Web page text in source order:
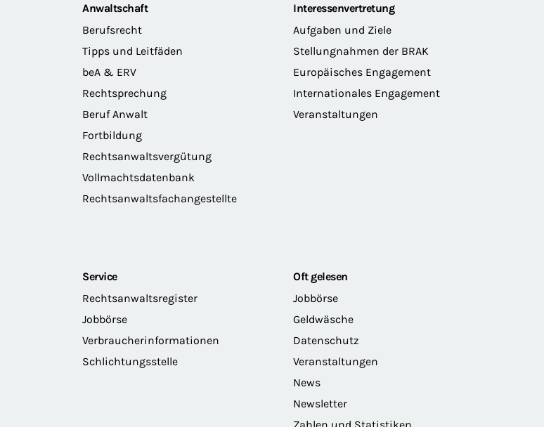
Anwaltschaft
Berufsrecht
Tipps und Leitfäden
beA & ERV
Rechtsprechung
Beruf Anwalt
Fortbildung
Rechtsanwaltsvergütung
Vollmachtsdatenbank
Rechtsanwaltsfachangestellte
Interessenvertretung
Aufgaben und Ziele
Stellungnahmen der BRAK
Europäisches Engagement
Internationales Engagement
Veranstaltungen
Service
Rechtsanwaltsregister
Jobbörse
Verbraucherinformationen
Schlichtungsstelle
Oft gelesen
Jobbörse
Geldwäsche
Datenschutz
Veranstaltungen
News
Newsletter
Zahlen und Statistiken